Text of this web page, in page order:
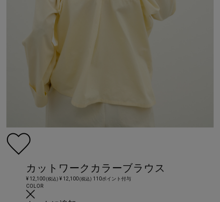
カットワークカラーブラウス
¥ 12,100(税込) ¥ 12,100(税込) 110ポイント付与
COLOR